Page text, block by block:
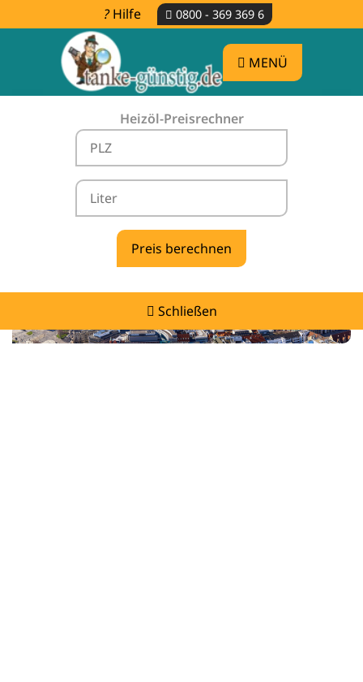
Hilfe 0800 - 369 369 6
MENÜ
Heizöl-Preisrechner
Schließen
Heizölpreise Elsterwerda -
vergleichen & günstig tanken